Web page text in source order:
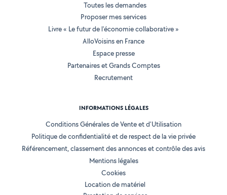
Toutes les demandes
Proposer mes services
Livre « Le futur de l'économie collaborative »
AlloVoisins en France
Espace presse
Partenaires et Grands Comptes
Recrutement
INFORMATIONS LÉGALES
Conditions Générales de Vente et d'Utilisation
Politique de confidentialité et de respect de la vie privée
Référencement, classement des annonces et contrôle des avis
Mentions légales
Cookies
Location de matériel